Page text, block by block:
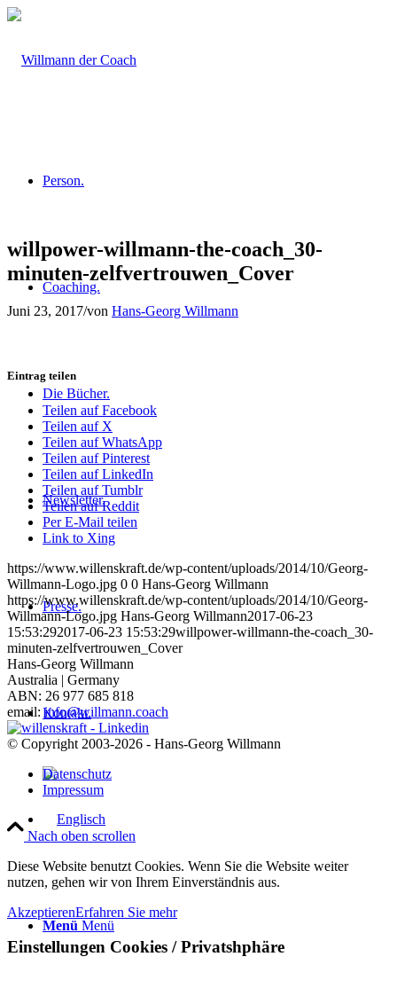
Person.
Coaching.
Die Bücher.
Newsletter.
Presse.
Kontakt.
Menü Menü
willpower-willmann-the-coach_30-
minuten-zelfvertrouwen_Cover
Juni 23, 2017/von Hans-Georg Willmann
Eintrag teilen
Teilen auf Facebook
Teilen auf X
Teilen auf WhatsApp
Teilen auf Pinterest
Teilen auf LinkedIn
Teilen auf Tumblr
Teilen auf Reddit
Per E-Mail teilen
Link to Xing
https://www.willenskraft.de/wp-content/uploads/2014/10/Georg-
Willmann-Logo.jpg 0 0 Hans-Georg Willmann
https://www.willenskraft.de/wp-content/uploads/2014/10/Georg-
Willmann-Logo.jpg Hans-Georg Willmann2017-06-23
15:53:292017-06-23 15:53:29willpower-willmann-the-coach_30-
minuten-zelfvertrouwen_Cover
Hans-Georg Willmann
Australia | Germany
ABN: 26 977 685 818
email:info@willmann.coach
© Copyright 2003-2026 - Hans-Georg Willmann
Datenschutz
Impressum
Nach oben scrollen
Diese Website benutzt Cookies. Wenn Sie die Website weiter
nutzen, gehen wir von Ihrem Einverständnis aus.
AkzeptierenErfahren Sie mehr
Einstellungen Cookies / Privatshphäre